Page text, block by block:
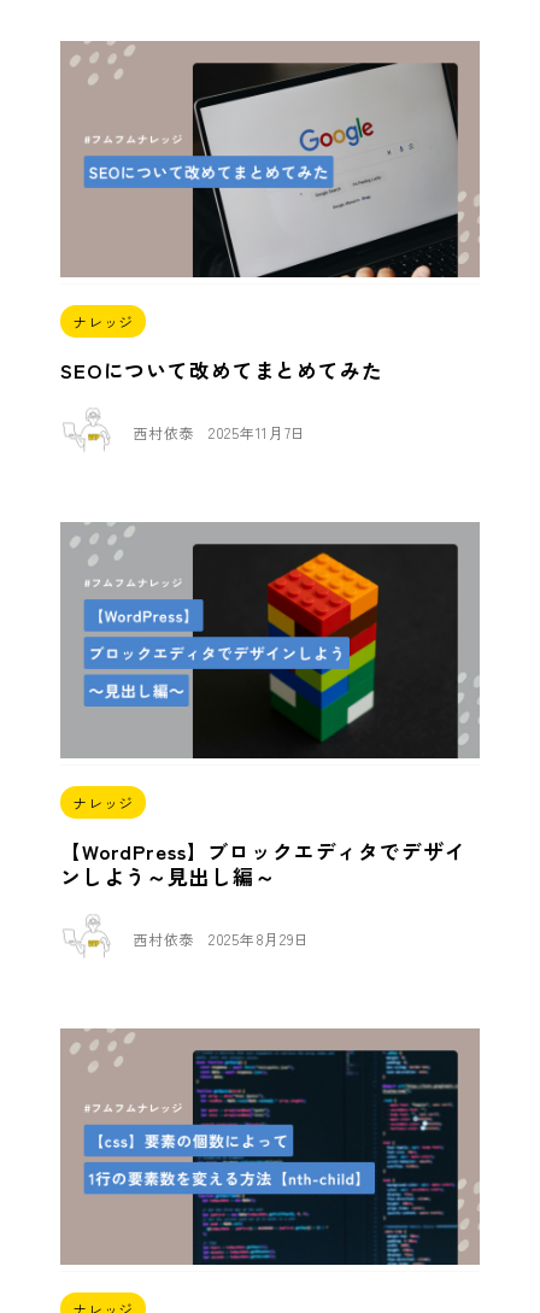
ナレッジ
SEOについて改めてまとめてみた
西村依泰 2025年11月7日
ナレッジ
【WordPress】ブロックエディタでデザイ
ンしよう～見出し編～
西村依泰 2025年8月29日
ナレッジ